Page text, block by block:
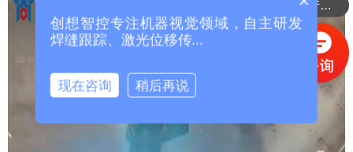
可以介绍下你们的产品么？
创想智控专注机器视觉领域，自主研发
焊缝跟踪、激光位移传...
现在咨询 稍后再说